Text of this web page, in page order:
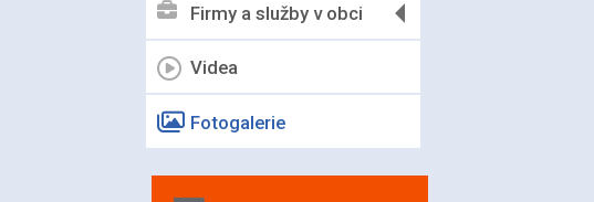
Firmy a služby v obci
Videa
Fotogalerie